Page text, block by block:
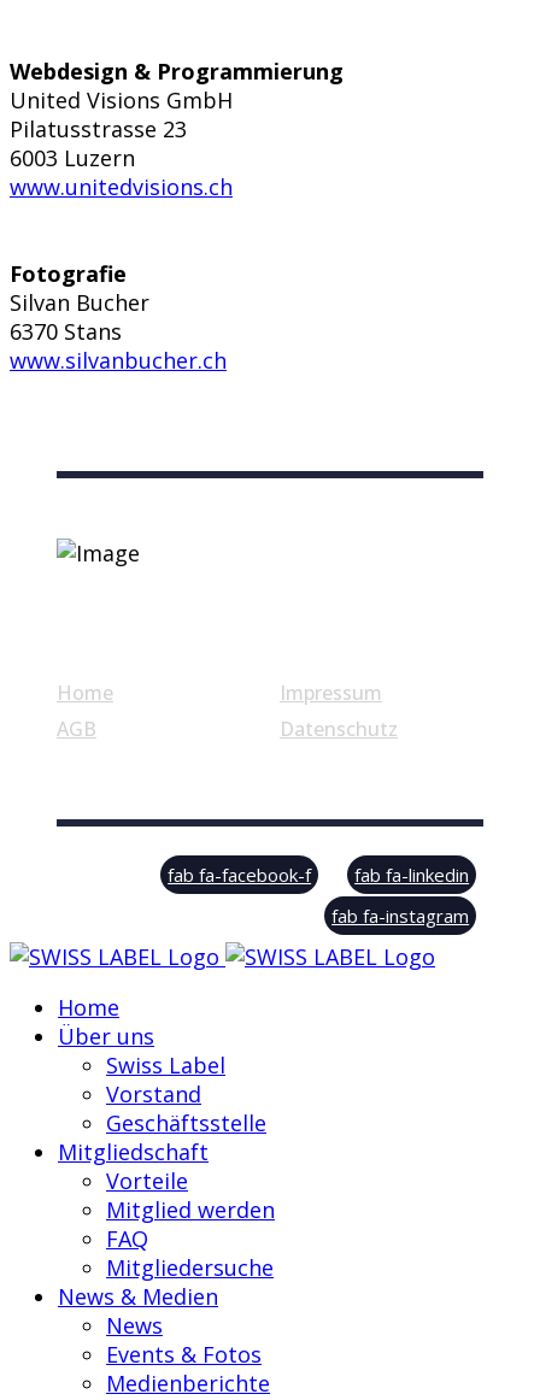
Webdesign & Programmierung
United Visions GmbH
Pilatusstrasse 23
6003 Luzern
www.unitedvisions.ch
Fotografie
Silvan Bucher
6370 Stans
www.silvanbucher.ch
Home
AGB
Impressum
Datenschutz
© Swiss Label, All rights reserved
fab fa-facebook-f
fab fa-linkedin
fab fa-instagram
Home
Über uns
Swiss Label
Vorstand
Geschäftsstelle
Mitgliedschaft
Vorteile
Mitglied werden
FAQ
Mitgliedersuche
News & Medien
News
Events & Fotos
Medienberichte